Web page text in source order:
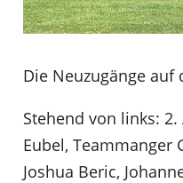
Die Neuzugänge auf
Stehend von links:
Eubel, Teammanger
Joshua Beric,